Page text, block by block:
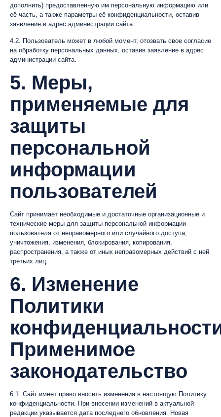
дополнить) предоставленную им персональную информацию или
её часть, а также параметры её конфиденциальности, оставив
заявление в адрес администрации сайта.
4.2. Пользователь может в любой момент, отозвать свое согласие
на обработку персональных данных, оставив заявление в адрес
администрации сайта.
5. Меры,
применяемые для
защиты
персональной
информации
пользователей
Сайт принимает необходимые и достаточные организационные и
технические меры для защиты персональной информации
пользователя от неправомерного или случайного доступа,
уничтожения, изменения, блокирования, копирования,
распространения, а также от иных неправомерных действий с ней
третьих лиц.
6. Изменение
Политики
Применимое
законодательство
6.1. Сайт имеет право вносить изменения в настоящую Политику
конфиденциальности. При внесении изменений в актуальной
редакции указывается дата последнего обновления. Новая